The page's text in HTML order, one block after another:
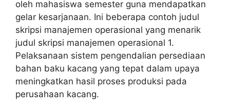
oleh mahasiswa semester guna mendapatkan
gelar kesarjanaan. Ini beberapa contoh judul
skripsi manajemen operasional yang menarik
judul skripsi manajemen operasional 1.
Pelaksanaan sistem pengendalian persediaan
bahan baku kacang yang tepat dalam upaya
meningkatkan hasil proses produksi pada
perusahaan kacang.